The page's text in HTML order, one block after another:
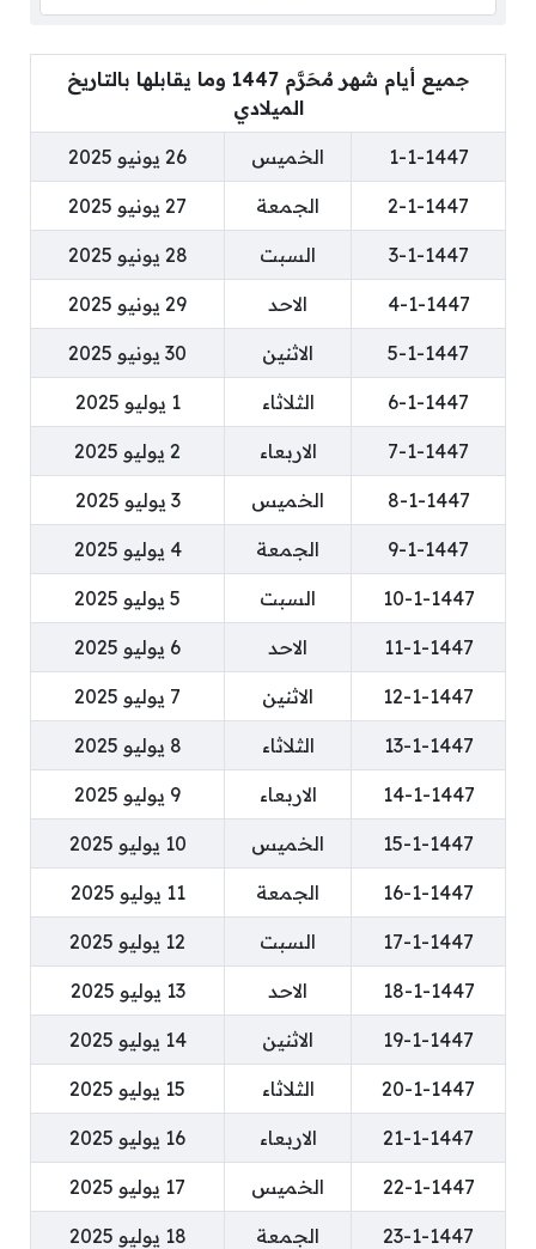
جميع أيام شهر مُحَرَّم 1447 وما يقابلها بالتاريخ
الميلادي
1-1-1447 الخميس 26 يونيو 2025
2-1-1447 الجمعة 27 يونيو 2025
3-1-1447 السبت 28 يونيو 2025
4-1-1447 الاحد 29 يونيو 2025
5-1-1447 الاثنين 30 يونيو 2025
6-1-1447 الثلاثاء 1 يوليو 2025
7-1-1447 الاربعاء 2 يوليو 2025
8-1-1447 الخميس 3 يوليو 2025
9-1-1447 الجمعة 4 يوليو 2025
10-1-1447 السبت 5 يوليو 2025
11-1-1447 الاحد 6 يوليو 2025
12-1-1447 الاثنين 7 يوليو 2025
13-1-1447 الثلاثاء 8 يوليو 2025
14-1-1447 الاربعاء 9 يوليو 2025
15-1-1447 الخميس 10 يوليو 2025
16-1-1447 الجمعة 11 يوليو 2025
17-1-1447 السبت 12 يوليو 2025
18-1-1447 الاحد 13 يوليو 2025
19-1-1447 الاثنين 14 يوليو 2025
20-1-1447 الثلاثاء 15 يوليو 2025
21-1-1447 الاربعاء 16 يوليو 2025
22-1-1447 الخميس 17 يوليو 2025
23-1-1447 الجمعة 18 يوليو 2025